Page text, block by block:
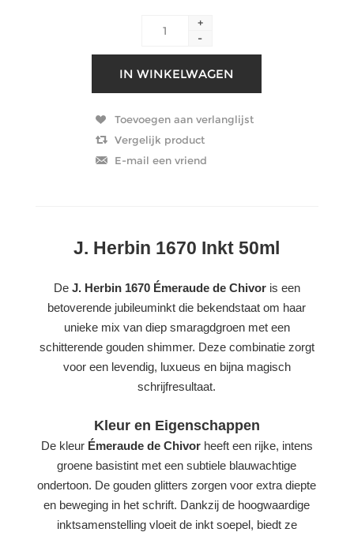
+
-
J. Herbin 1670 Inkt 50ml
De J. Herbin 1670 Émeraude de Chivoris een
betoverende jubileuminkt die bekendstaat om haar
unieke mix van diep smaragdgroen met een
schitterende gouden shimmer. Deze combinatie zorgt
voor een levendig, luxueus en bijna magisch
schrijfresultaat.
Kleur en Eigenschappen
De kleur Émeraude de Chivorheeft een rijke, intens
groene basistint met een subtiele blauwachtige
ondertoon. De gouden glitters zorgen voor extra diepte
en beweging in het schrift. Dankzij de hoogwaardige
inktsamenstelling vloeit de inkt soepel, biedt ze